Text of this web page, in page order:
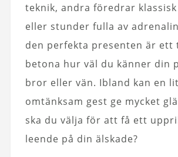
teknik, andra föredrar klassisk
eller stunder fulla av
den perfekta presenten är
betona hur väl du känner din
bror eller vän. Ibland kan en
omtänksam gest ge mycket
ska du välja för att få ett
leende på din älskade?